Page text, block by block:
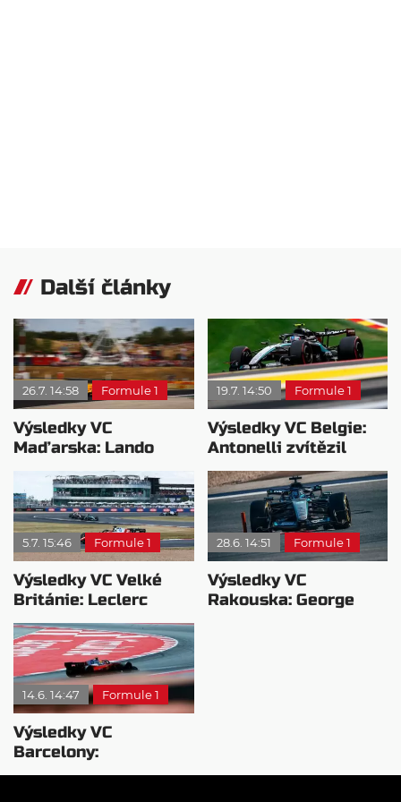
Další články
26.7. 14:58 Formule 1
Výsledky VC
Maďarska: Lando
Norris si podmanil
Hungaroring!
19.7. 14:50 Formule 1
Výsledky VC Belgie:
Antonelli zvítězil
těsně před Leclercem,
Russell bez bodů
5.7. 15:46 Formule 1
Výsledky VC Velké
Británie: Leclerc
zvítězil! Antonelli měl
technický problém
28.6. 14:51 Formule 1
Výsledky VC
Rakouska: George
14.6. 14:47 Formule 1
Výsledky VC
Barcelony:
Hamiltonova první